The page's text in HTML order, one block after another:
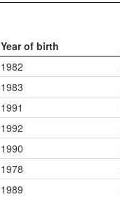
Year of birth
1982
1983
1991
1992
1990
1978
1989